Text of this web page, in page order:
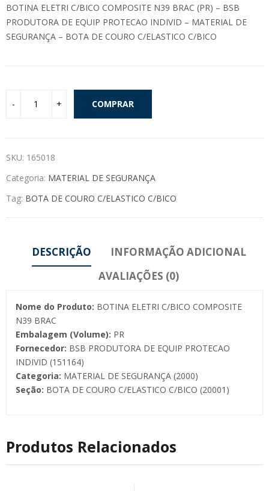
BOTINA ELETRI C/BICO COMPOSITE N39 BRAC (PR) – BSB
PRODUTORA DE EQUIP PROTECAO INDIVID – MATERIAL DE
SEGURANÇA – BOTA DE COURO C/ELASTICO C/BICO
COMPRAR
SKU: 165018
Categoria: MATERIAL DE SEGURANÇA
Tag: BOTA DE COURO C/ELASTICO C/BICO
DESCRIÇÃO
INFORMAÇÃO ADICIONAL
AVALIAÇÕES (0)
Nome do Produto: BOTINA ELETRI C/BICO COMPOSITE
N39 BRAC
Embalagem (Volume): PR
Fornecedor: BSB PRODUTORA DE EQUIP PROTECAO
INDIVID (151164)
Categoria: MATERIAL DE SEGURANÇA (2000)
Seção: BOTA DE COURO C/ELASTICO C/BICO (20001)
Produtos Relacionados